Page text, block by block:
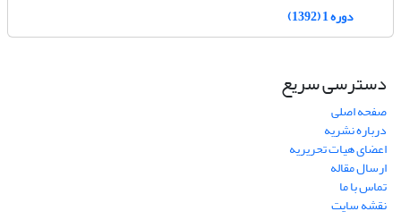
دوره 1 (1392)
دسترسی سریع
صفحه اصلی
درباره نشریه
اعضای هیات تحریریه
ارسال مقاله
تماس با ما
نقشه سایت